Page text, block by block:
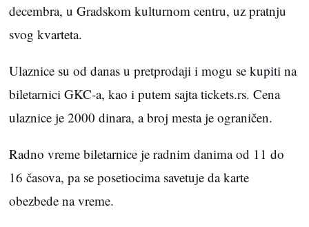
decembra, u Gradskom kulturnom centru, uz pratnju
svog kvarteta.
Ulaznice su od danas u pretprodaji i mogu se kupiti na
biletarnici GKC-a, kao i putem sajta tickets.rs. Cena
ulaznice je 2000 dinara, a broj mesta je ograničen.
Radno vreme biletarnice je radnim danima od 11 do
16 časova, pa se posetiocima savetuje da karte
obezbede na vreme.